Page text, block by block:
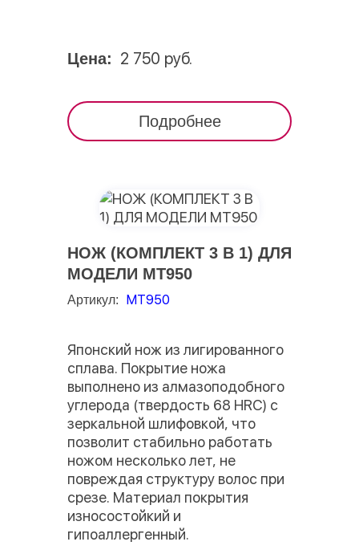
Цена: 2 750 руб.
Подробнее
НОЖ (КОМПЛЕКТ 3 В 1) ДЛЯ
МОДЕЛИ МТ950
Артикул: MT950
Японский нож из лигированного
сплава. Покрытие ножа
выполнено из алмазоподобного
углерода (твердость 68 HRC) с
зеркальной шлифовкой, что
позволит стабильно работать
ножом несколько лет, не
повреждая структуру волос при
срезе. Материал покрытия
износостойкий и
гипоаллергенный.